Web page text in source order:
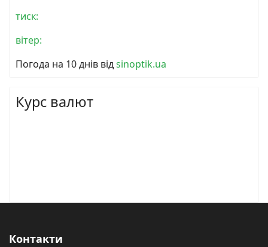
тиск:
вітер:
Погода на 10 днів відsinoptik.ua
Курс валют
Контакти